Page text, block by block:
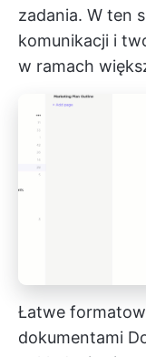
zadania. W ten
komunikacji i
w ramach
Łatwe
dokumentami